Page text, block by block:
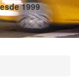
1999